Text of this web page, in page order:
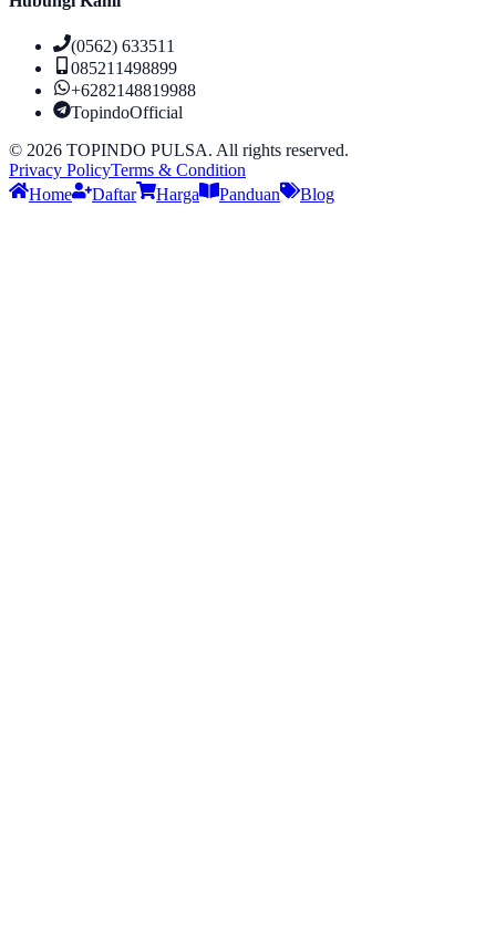
(0562) 633511
085211498899
+6282148819988
TopindoOfficial
© 2026 TOPINDO PULSA. All rights reserved.
Privacy PolicyTerms & Condition
Home
Daftar Harga Panduan Blog